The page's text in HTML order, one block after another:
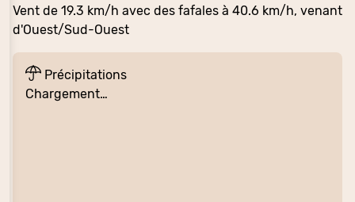
Vent de 19.3 km/h avec des fafales à 40.6 km/h, venant
d'Ouest/Sud-Ouest
Précipitations
Chargement…